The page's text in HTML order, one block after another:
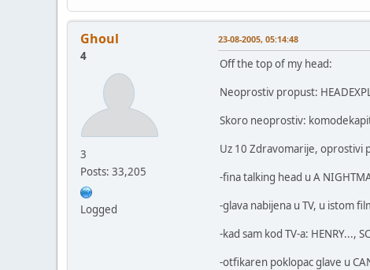
Ghoul
4
3
Posts: 33,205
Logged
23-08-2005, 05:14:48
Off the top of my head:
Neoprostiv propust:
Skoro neoprostiv:
Uz 10 Zdravomarije, oprostivi
-fina talking head u A
-glava nabijena u TV, u istom
-kad sam kod TV-a: HENRY...,
-otfikaren poklopac glave u